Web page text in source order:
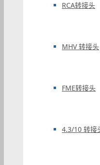
RCA转接头
MHV 转接头
FME转接头
4.3/10 转接